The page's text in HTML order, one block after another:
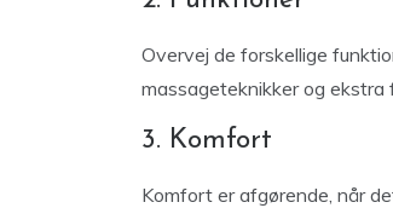
Overvej de forskellige
massageteknikker og ekstra
3. Komfort
Komfort er afgørende, når